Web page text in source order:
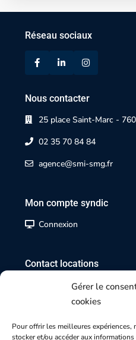
Gérer le
cookies
Pour offrir les meilleures
stocker et/ou accéder aux informations
Réseau sociaux
Nous contacter
25 place Saint-Marc -
02 35 70 84 84
agence@smi-smg.fr
Mon compte syndic
Connexion
Contact locations
02 35 07 17 17
Contact transactions